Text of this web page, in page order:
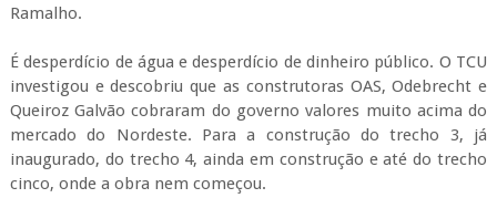
Ramalho.
É desperdício de água e desperdício de dinheiro público. O TCU
investigou e descobriu que as construtoras OAS, Odebrecht e
Queiroz Galvão cobraram do governo valores muito acima do
mercado do Nordeste. Para a construção do trecho 3, já
inaugurado, do trecho 4, ainda em construção e até do trecho
cinco, onde a obra nem começou.